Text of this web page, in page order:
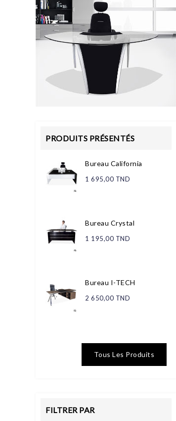
PRODUITS PRÉSENTÉS
Bureau California
1 695,00 TND
Bureau Crystal
1 195,00 TND
Bureau I-TECH
2 650,00 TND
Tous Les Produits
FILTRER PAR